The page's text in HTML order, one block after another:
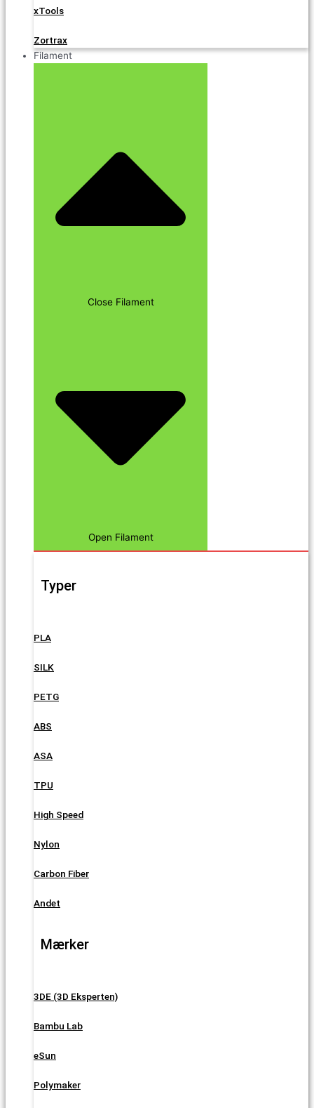
xTools
Zortrax
Filament
Close Filament
Open Filament
Typer
PLA
SILK
PETG
ABS
ASA
TPU
High Speed
Nylon
Carbon Fiber
Andet
Mærker
3DE (3D Eksperten)
Bambu Lab
eSun
Polymaker